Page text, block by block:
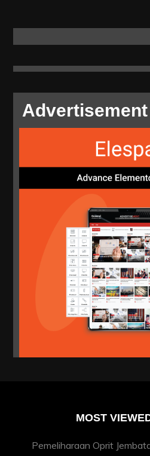
Advertisement
MOST
Pemeliharaan Oprit